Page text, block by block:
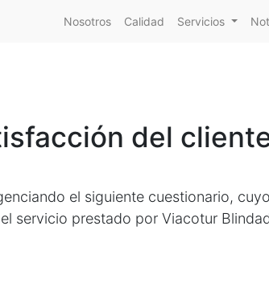
Nosotros Calidad Servicios
del
el siguiente cuestionario,
servicio prestado por Viacotur